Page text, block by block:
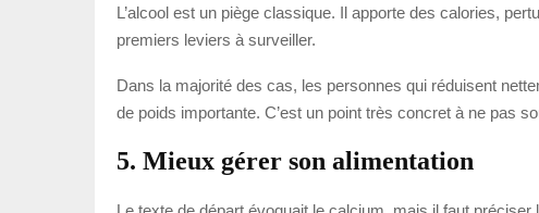
L’alcool est un piège classique. Il apporte des calories,
premiers leviers à surveiller.
Dans la majorité des cas, les personnes qui réduisent
de poids importante. C’est un point très concret à ne pas
5. Mieux gérer son alimentation